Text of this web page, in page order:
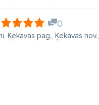
0
Ķekavas pag., Ķekavas nov.,